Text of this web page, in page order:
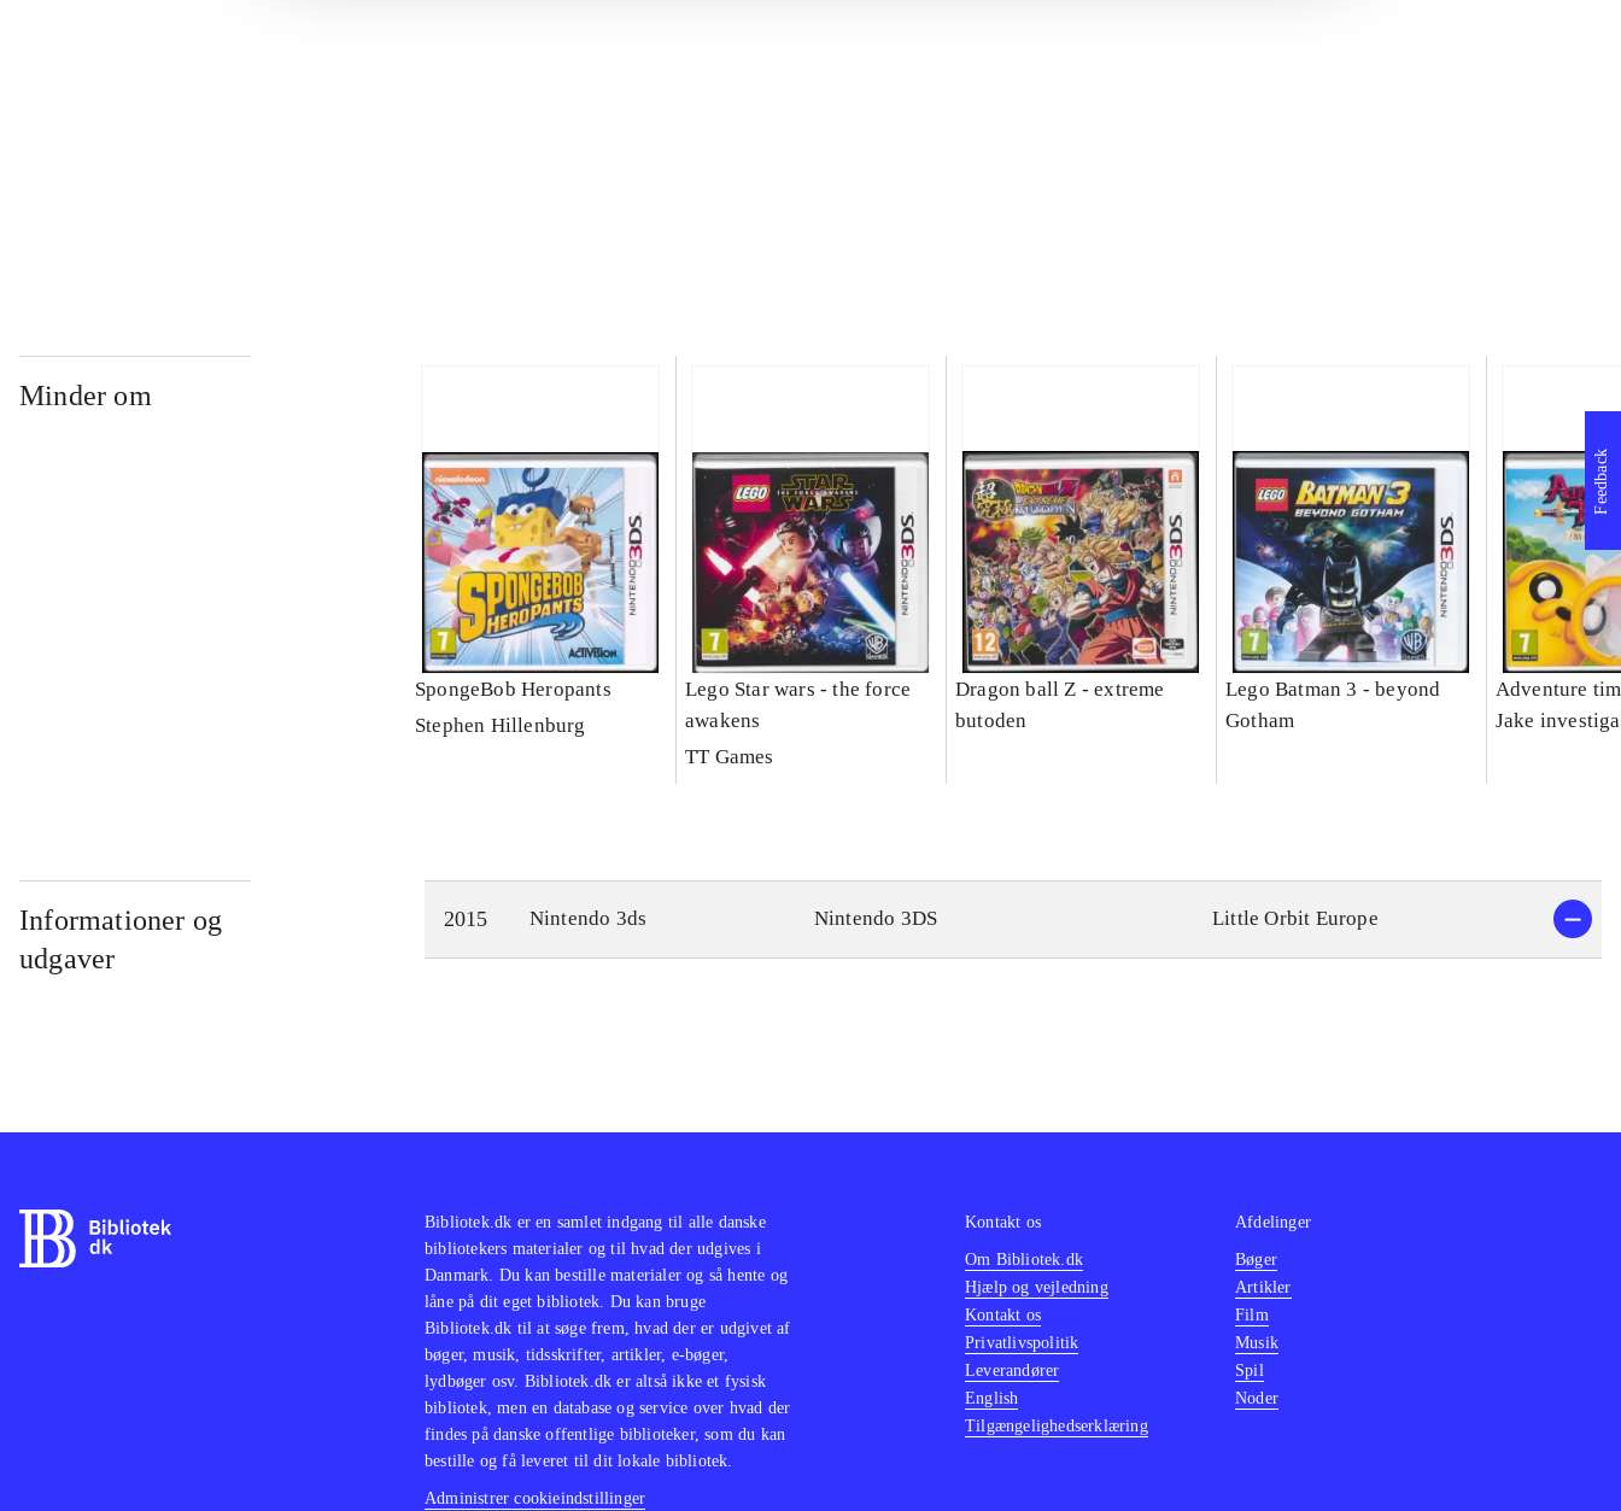
Minder om
SpongeBob Heropants
Stephen Hillenburg
Lego Star wars - the force
awakens
TT Games
Dragon ball Z - extreme
butoden
Lego Batman 3 - beyond
Gotham
Adventure
Jake
Informationer og
udgaver
2015 Nintendo 3ds Nintendo 3DS Little Orbit Europe
Feedback
Bibliotek.dk er en samlet indgang til alle danske
bibliotekers materialer og til hvad der udgives i
Danmark. Du kan bestille materialer og så hente og
låne på dit eget bibliotek. Du kan bruge
Bibliotek.dk til at søge frem, hvad der er udgivet af
bøger, musik, tidsskrifter, artikler, e-bøger,
lydbøger osv. Bibliotek.dk er altså ikke et fysisk
bibliotek, men en database og service over hvad der
findes på danske offentlige biblioteker, som du kan
bestille og få leveret til dit lokale bibliotek.
Administrer cookieindstillinger
Kontakt os
Om Bibliotek.dk
Hjælp og vejledning
Kontakt os
Privatlivspolitik
Leverandører
English
Tilgængelighedserklæring
Afdelinger
Bøger
Artikler
Film
Musik
Spil
Noder